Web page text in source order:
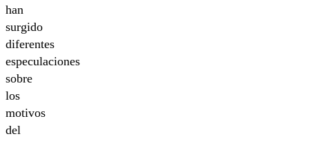
han
surgido
diferentes
especulaciones
sobre
los
motivos
del